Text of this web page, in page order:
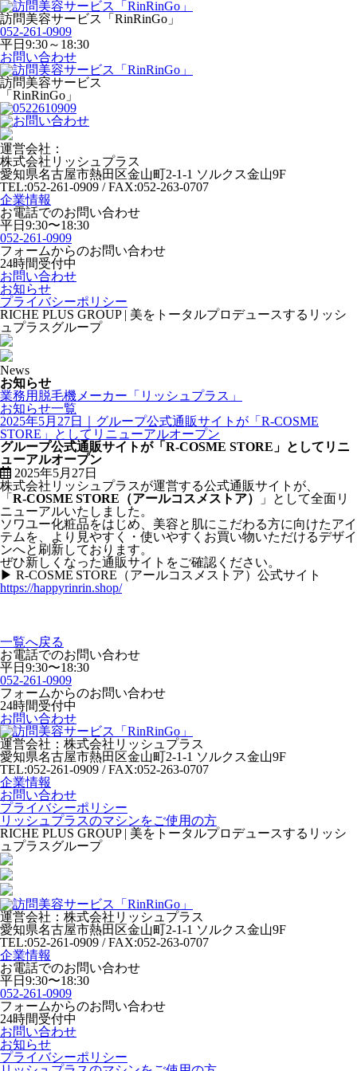
訪問美容サービス「RinRinGo」
052-261-0909
平日9:30～18:30
お問い合わせ
訪問美容サービス
「RinRinGo」
運営会社：
株式会社リッシュプラス
愛知県名古屋市熱田区金山町2-1-1 ソルクス金山9F
TEL:052-261-0909 / FAX:052-263-0707
企業情報
お電話でのお問い合わせ
平日9:30〜18:30
052-261-0909
フォームからのお問い合わせ
24時間受付中
お問い合わせ
お知らせ
プライバシーポリシー
RICHE PLUS GROUP | 美をトータルプロデュースするリッシ
ュプラスグループ
News
お知らせ
業務用脱毛機メーカー「リッシュプラス」
お知らせ一覧
2025年5月27日｜グループ公式通販サイトが「R-COSME
STORE」としてリニューアルオープン
グループ公式通販サイトが「R-COSME STORE」としてリニ
ューアルオープン
2025年5月27日
株式会社リッシュプラスが運営する公式通販サイトが、
「 R‑COSME STORE（アールコスメストア）
」として全面リ
ニューアルいたしました。
ソワユー化粧品をはじめ、美容と肌にこだわる方に向けたアイ
テムを、より見やすく・使いやすくお買い物いただけるデザイ
ンへと刷新しております。
ぜひ新しくなった通販サイトをご確認ください。
▶ R‑COSME STORE（アールコスメストア）公式サイト
https://happyrinrin.shop/
一覧へ戻る
お電話でのお問い合わせ
平日9:30〜18:30
052-261-0909
フォームからのお問い合わせ
24時間受付中
お問い合わせ
運営会社：株式会社リッシュプラス
愛知県名古屋市熱田区金山町2-1-1 ソルクス金山9F
TEL:052-261-0909 / FAX:052-263-0707
企業情報
お問い合わせ
プライバシーポリシー
リッシュプラスのマシンをご使用の方
RICHE PLUS GROUP | 美をトータルプロデュースするリッシ
ュプラスグループ
運営会社：株式会社リッシュプラス
愛知県名古屋市熱田区金山町2-1-1 ソルクス金山9F
TEL:052-261-0909 / FAX:052-263-0707
企業情報
お電話でのお問い合わせ
平日9:30〜18:30
052-261-0909
フォームからのお問い合わせ
24時間受付中
お問い合わせ
お知らせ
プライバシーポリシー